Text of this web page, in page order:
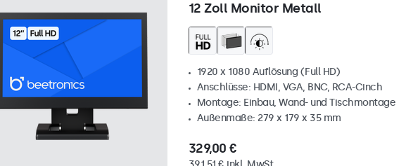
12 Zoll Monitor Metall
1920 x 1080 Auflösung (Full HD)
Anschlüsse: HDMI, VGA, BNC, RCA-Cinch
Montage: Einbau, Wand- und Tischmontage
Außenmaße: 279 x 179 x 35 mm
329,00 €